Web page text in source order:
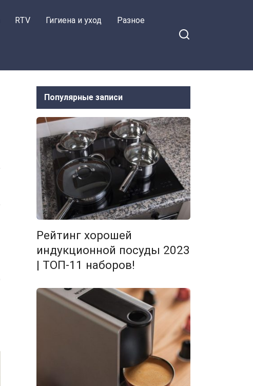
RTV Гигиена и уход Разное
Популярные записи
Рейтинг хорошей
индукционной посуды 2023
| ТОП-11 наборов!